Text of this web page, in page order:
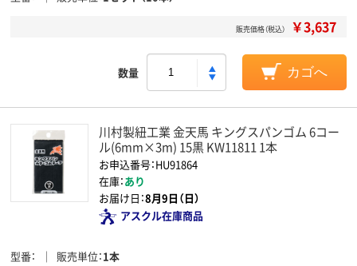
販売価格（税込） ￥3,637
数量 カゴへ
川村製紐工業 金天馬 キングスパンゴム 6コー
ル(6mm×3m) 15黒 KW11811 1本
お申込番号：HU91864
在庫：あり
お届け日：8月9日（日）
アスクル在庫商品
型番 販売単位 1本